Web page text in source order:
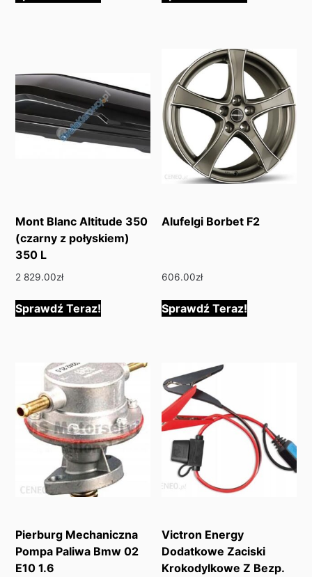
Mont Blanc Altitude 350
(czarny z połyskiem)
350 L
2 829.00zł
Sprawdź Teraz!
Alufelgi Borbet F2
606.00zł
Sprawdź Teraz!
Pierburg Mechaniczna
Pompa Paliwa Bmw 02
E10 1.6
Victron Energy
Dodatkowe Zaciski
Krokodylkowe Z Bezp.